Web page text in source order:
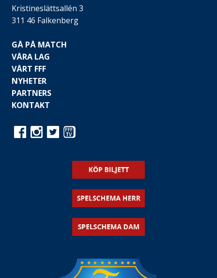
Kristineslättsallén 3
311 46 Falkenberg
GÅ PÅ MATCH
VÅRA LAG
VÅRT FFF
NYHETER
PARTNERS
KONTAKT